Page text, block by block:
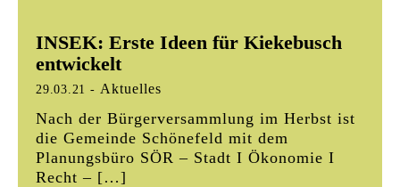
INSEK: Erste Ideen für Kiekebusch
entwickelt
29.03.21 - Aktuelles
Nach der Bürgerversammlung im Herbst ist
die Gemeinde Schönefeld mit dem
Planungsbüro SÖR – Stadt I Ökonomie I
Recht – […]